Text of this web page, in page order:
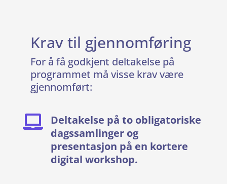
Krav til gjennomføring
For å få godkjent deltakelse på
programmet må visse krav være
gjennomført:

Deltakelse på to obligatoriske
dagssamlinger og
presentasjon på en kortere
digital workshop.